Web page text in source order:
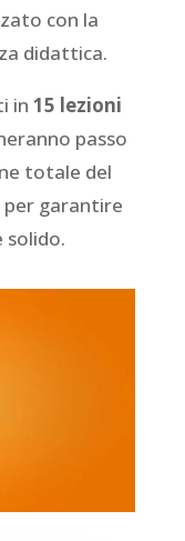
con la
didattica.
in 15 lezioni
passo
totale del
per garantire
solido.